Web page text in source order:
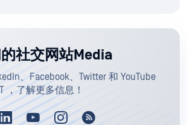
社交网站Media
、Facebook、Twitter 和 YouTube
，了解更多信息！